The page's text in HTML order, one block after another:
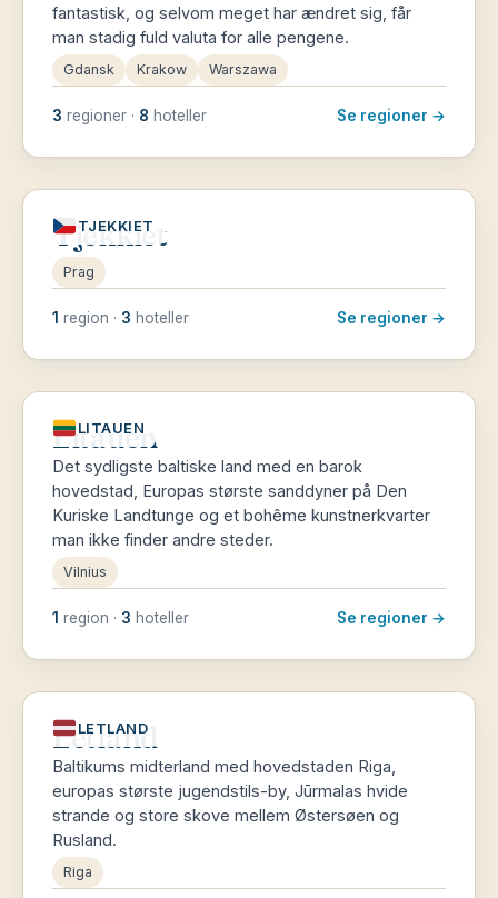
fantastisk, og selvom meget har ændret sig, får
man stadig fuld valuta for alle pengene.
Gdansk Krakow Warszawa
3 regioner · 8 hoteller Se regioner →
TJEKKIET
Tjekkiet
Prag
1 region · 3 hoteller Se regioner →
LITAUEN
Litauen
Det sydligste baltiske land med en barok
hovedstad, Europas største sanddyner på Den
Kuriske Landtunge og et bohême kunstnerkvarter
man ikke finder andre steder.
Vilnius
1 region · 3 hoteller Se regioner →
LETLAND
Letland
Baltikums midterland med hovedstaden Riga,
europas største jugendstils-by, Jūrmalas hvide
strande og store skove mellem Østersøen og
Rusland.
Riga